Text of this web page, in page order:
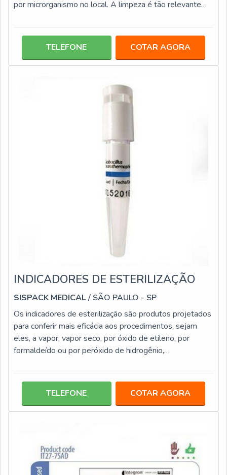
por microrganismo no local. A limpeza é tão relevante
dela que o mesmo fique livre de agentes nocivos, que
simples, no qual basta o emprego de alguns elementos,
entre eles: Esponjas macias; Pano; Detergentes neutros
TELEFONE COTAR AGORA
INDICADORES DE ESTERILIZAÇÃO
SISPACK MEDICAL/ SÃO PAULO - SP
Os indicadores de esterilização são produtos projetados
para conferir mais eficácia aos procedimentos, sejam
eles, a vapor, vapor seco, por óxido de etileno, por
formaldeído ou por peróxido de hidrogênio,
hospitalares, entre outros locais.Além de determinantes
esterilização também são essenciais para centros
estéticos, que possuem autoclaves para esterilização de
TELEFONE COTAR AGORA